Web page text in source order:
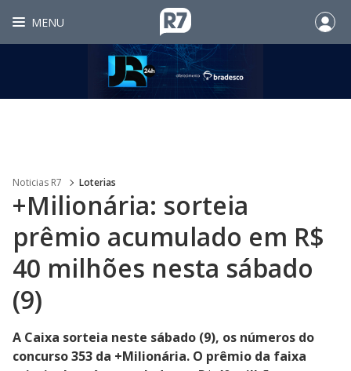
MENU
Noticias R7 Loterias
+Milionária: sorteia
prêmio acumulado em R$
40 milhões nesta sábado
(9)
A Caixa sorteia neste sábado (9), os números do
concurso 353 da +Milionária. O prêmio da faixa